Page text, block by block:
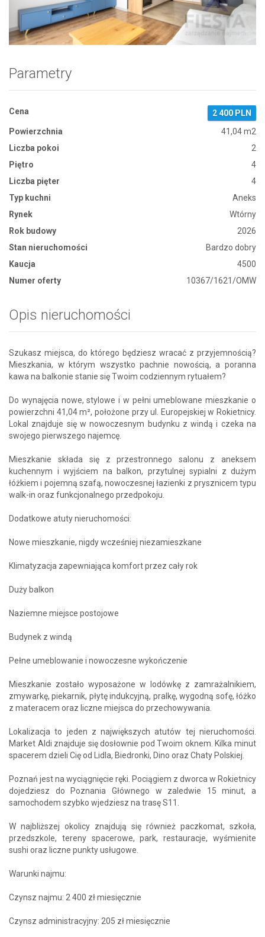
Zdjęcie 1
Parametry
Cena
2 400 PLN
Powierzchnia
41,04 m2
Liczba pokoi
2
Piętro
4
Liczba pięter
4
Typ kuchni
Aneks
Rynek
Wtórny
Rok budowy
2026
Stan nieruchomości
Bardzo dobry
Kaucja
4500
Numer oferty
10367/1621/OMW
Opis nieruchomości
Szukasz miejsca, do którego będziesz wracać z przyjemnością?
Mieszkania, w którym wszystko pachnie nowością, a poranna
kawa na balkonie stanie się Twoim codziennym rytuałem?
Do wynajęcia nowe, stylowe i w pełni umeblowane mieszkanie o
powierzchni 41,04 m², położone przy ul. Europejskiej w Rokietnicy.
Lokal znajduje się w nowoczesnym budynku z windą i czeka na
swojego pierwszego najemcę.
Mieszkanie składa się z przestronnego salonu z aneksem
kuchennym i wyjściem na balkon, przytulnej sypialni z dużym
łóżkiem i pojemną szafą, nowoczesnej łazienki z prysznicem typu
walk-in oraz funkcjonalnego przedpokoju.
Dodatkowe atuty nieruchomości:
Nowe mieszkanie, nigdy wcześniej niezamieszkane
Klimatyzacja zapewniająca komfort przez cały rok
Duży balkon
Naziemne miejsce postojowe
Budynek z windą
Pełne umeblowanie i nowoczesne wykończenie
Mieszkanie zostało wyposażone w lodówkę z zamrażalnikiem,
zmywarkę, piekarnik, płytę indukcyjną, pralkę, wygodną sofę, łóżko
z materacem oraz liczne miejsca do przechowywania.
Lokalizacja to jeden z największych atutów tej nieruchomości.
Market Aldi znajduje się dosłownie pod Twoim oknem. Kilka minut
spacerem dzieli Cię od Lidla, Biedronki, Dino oraz Chaty Polskiej.
Poznań jest na wyciągnięcie ręki. Pociągiem z dworca w Rokietnicy
dojedziesz do Poznania Głównego w zaledwie 15 minut, a
samochodem szybko wjedziesz na trasę S11.
W najbliższej okolicy znajdują się również paczkomat, szkoła,
przedszkole, tereny spacerowe, park, restauracje, wyśmienite
sushi oraz liczne punkty usługowe.
Warunki najmu:
Czynsz najmu: 2 400 zł miesięcznie
Czynsz administracyjny: 205 zł miesięcznie